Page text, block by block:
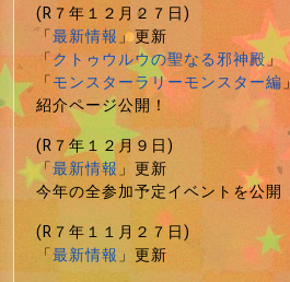
(R７年１２月２７日)
「最新情報」更新
「クトゥウルウの聖なる邪神殿」
「モンスターラリーモンスター編」
紹介ページ公開！
(R７年１２月９日)
「最新情報」更新
今年の全参加予定イベントを公開
(R７年１１月２７日)
「最新情報」更新